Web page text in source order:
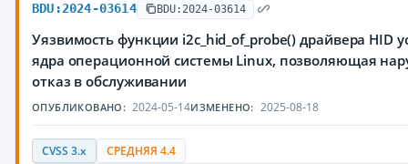
BDU:2024-03614 BDU:2024-03614
Уязвимость функции i2c_hid_of_probe() драйвера HID
ядра операционной системы Linux, позволяющая
отказ в обслуживании
ОПУБЛИКОВАНО: 2024-05-14ИЗМЕНЕНО: 2025-08-18
CVSS 3.x СРЕДНЯЯ 4.4